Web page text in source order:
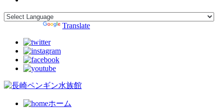
Translate
ホーム